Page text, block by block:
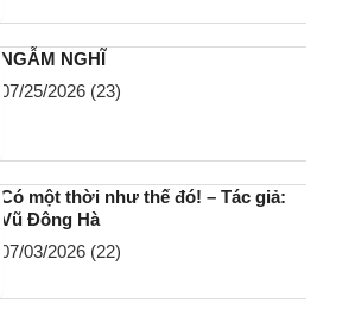
NGẪM NGHĨ
07/25/2026 (23)
Có một thời như thế đó! – Tác giả:
Vũ Đông Hà
07/03/2026 (22)